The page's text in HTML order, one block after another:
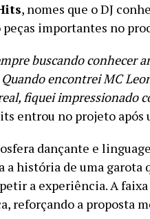
, nomes que o DJ
importantes no
buscando conhecer
encontrei MC
fiquei impressionado
entrou no projeto após
dançante e
a história de uma garota
a experiência. A
reforçando a proposta